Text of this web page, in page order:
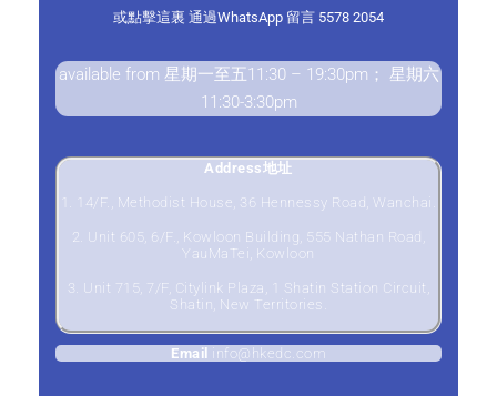
或點擊這裏 通過WhatsApp 留言 5578 2054
available from 星期一至五11:30 – 19:30pm； 星期六
11:30-3:30pm
Address地址
1. 14/F., Methodist House, 36 Hennessy Road, Wanchai.
2. Unit 605, 6/F., Kowloon Building, 555 Nathan Road,
YauMaTei, Kowloon
3. Unit 715, 7/F, Citylink Plaza, 1 Shatin Station Circuit,
Shatin, New Territories.
Email info@hkedc.com